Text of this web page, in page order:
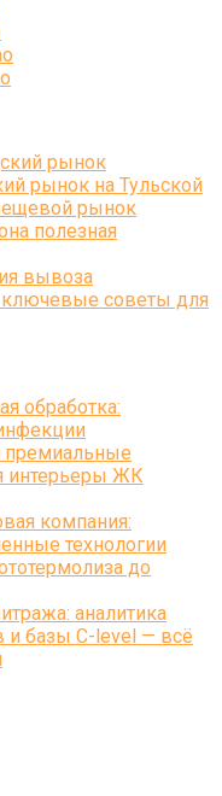
рынок
рынок на Тульской
рынок
полезная
вывоза
ключевые советы для
обработка:
премиальные
интерьеры ЖК
компания:
технологии
до
аналитика
и базы C-level — всё